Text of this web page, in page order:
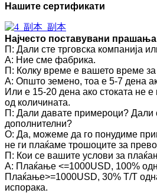
Нашите сертификати
Најчесто поставувани прашања
П: Дали сте трговска компанија
A: Ние сме фабрика.
П: Колку време е вашето време
A: Општо земено, тоа е 5-7 дена
Или е 15-20 дена ако стоката не е
од количината.
П: Дали давате примероци? Дали
дополнителни?
О: Да, можеме да го понудиме
не ги плаќаме трошоците за
П: Кои се вашите услови за
A: Плаќање <=1000USD, 100%
Плаќање>=1000USD, 30% T/T
испорака.